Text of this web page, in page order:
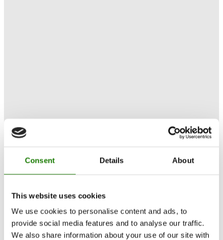
Consent Details About
This website uses cookies
We use cookies to personalise content and ads, to
provide social media features and to analyse our traffic.
We also share information about your use of our site with